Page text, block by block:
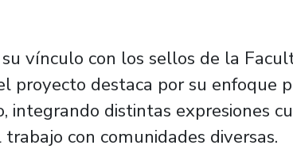
vínculo con los sellos de la
proyecto destaca por su enfoque
integrando distintas expresiones
con comunidades diversas.